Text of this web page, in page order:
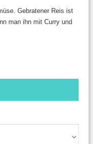
Gebratener Reis ist
man ihn mit Curry und